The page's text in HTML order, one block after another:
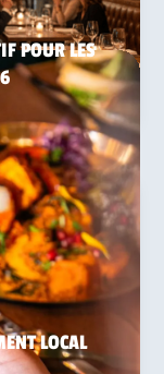
POUR LES
LOCAL